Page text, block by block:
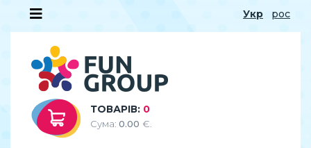
Укр рос
ТОВАРІВ: 0
Сума: 0.00 €.